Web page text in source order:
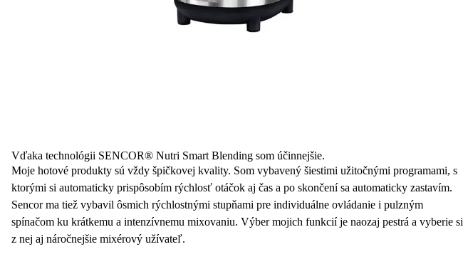
Vďaka technológii SENCOR® Nutri Smart Blending som účinnejšie.
Moje hotové produkty sú vždy špičkovej kvality. Som vybavený šiestimi užitočnými programami, s
ktorými si automaticky prispôsobím rýchlosť otáčok aj čas a po skončení sa automaticky zastavím.
Sencor ma tiež vybavil ôsmich rýchlostnými stupňami pre individuálne ovládanie i pulzným
spínačom ku krátkemu a intenzívnemu mixovaniu. Výber mojich funkcií je naozaj pestrá a vyberie si
z nej aj náročnejšie mixérový užívateľ.